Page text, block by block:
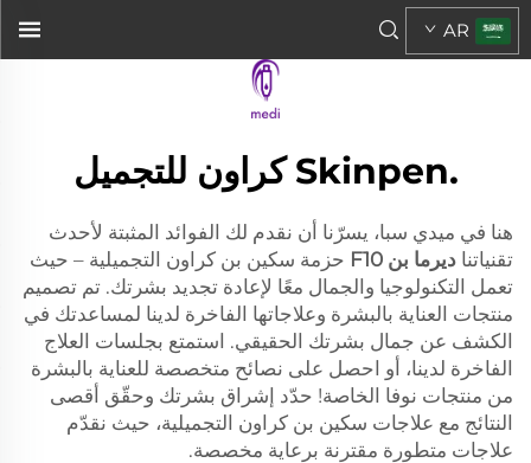
AR
.Skinpen كراون للتجميل
هنا في ميدي سبا، يسرّنا أن نقدم لك الفوائد المثبتة لأحدث
تقنياتنا ديرما بن F10
حزمة سكين بن كراون التجميلية – حيث
تعمل التكنولوجيا والجمال معًا لإعادة تجديد بشرتك. تم تصميم
منتجات العناية بالبشرة وعلاجاتها الفاخرة لدينا لمساعدتك في
الكشف عن جمال بشرتك الحقيقي. استمتع بجلسات العلاج
الفاخرة لدينا، أو احصل على نصائح متخصصة للعناية بالبشرة
من منتجات نوفا الخاصة! حدّد إشراق بشرتك وحقّق أقصى
النتائج مع علاجات سكين بن كراون التجميلية، حيث نقدّم
علاجات متطورة مقترنة برعاية مخصصة.